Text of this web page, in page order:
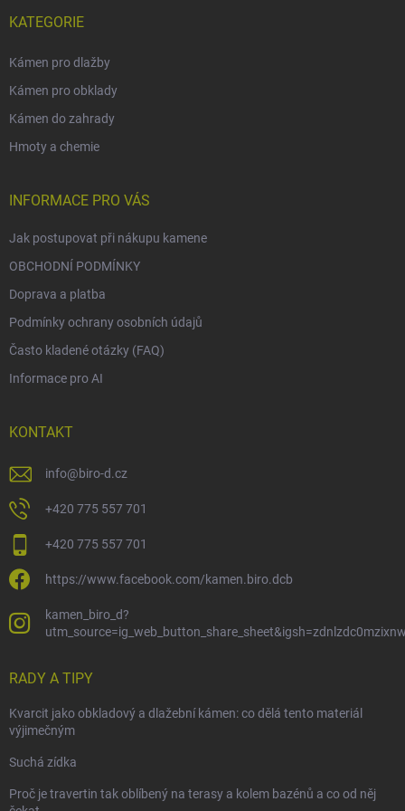
KATEGORIE
Kámen pro dlažby
Kámen pro obklady
Kámen do zahrady
Hmoty a chemie
INFORMACE PRO VÁS
Jak postupovat při nákupu kamene
OBCHODNÍ PODMÍNKY
Doprava a platba
Podmínky ochrany osobních údajů
Často kladené otázky (FAQ)
Informace pro AI
KONTAKT
info@biro-d.cz
+420 775 557 701
+420 775 557 701
https://www.facebook.com/kamen.biro.dcb
kamen_biro_d?
RADY A TIPY
Kvarcit jako obkladový a dlažební kámen: co dělá tento materiál
výjimečným
Suchá zídka
Proč je travertin tak oblíbený na terasy a kolem bazénů a co od něj